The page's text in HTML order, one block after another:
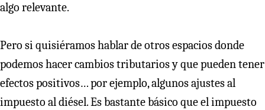
algo relevante.
Pero si quisiéramos hablar de otros espacios donde
podemos hacer cambios tributarios y que pueden tener
efectos positivos… por ejemplo, algunos ajustes al
impuesto al diésel. Es bastante básico que el impuesto